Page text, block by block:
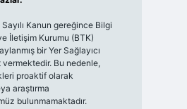
Kanun gereğince Bilgi
İletişim Kurumu (BTK)
bir Yer Sağlayıcı
Bu nedenle,
proaktif olarak
araştırma
bulunmamaktadır.